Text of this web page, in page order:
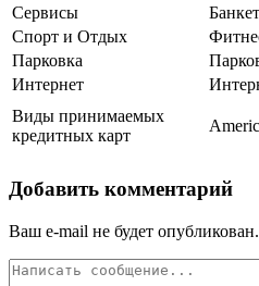
Сервисы
Спорт и Отдых
Парковка
Интернет
Виды принимаемых
кредитных карт
Добавить комментарий
Ваш e-mail не будет опубликован.